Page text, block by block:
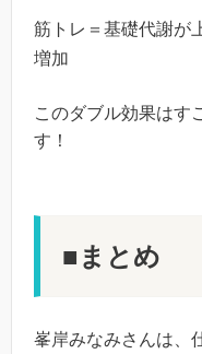
筋トレ＝基礎代謝が
増加
このダブル効果はす
す！
■まとめ
峯岸みなみさんは、